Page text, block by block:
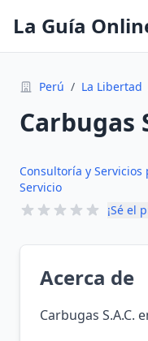
La Guía
Perú / La Libertad
Carbugas
Consultoría y Servicios
Servicio
¡Sé el
Acerca de
Carbugas S.A.C.